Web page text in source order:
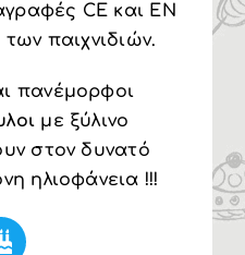
CE και EN
παιχνιδιών.
πανέμορφοι
με ξύλινο
στον δυνατό
ηλιοφάνεια !!!